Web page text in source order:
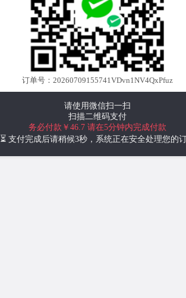
订单号：20260709155741VDvn1NV4QxPfuz
请使用微信扫一扫
扫描二维码支付
务必付款￥46.7 请在5分钟内完成付款
⏳ 支付完成后请稍候3秒，系统正在安全处理您的